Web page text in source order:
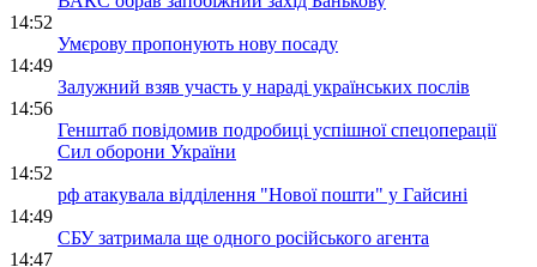
14:52
Умєрову пропонують нову посаду
14:49
Залужний взяв участь у нараді українських послів
14:56
Генштаб повідомив подробиці успішної спецоперації
Сил оборони України
14:52
рф атакувала відділення "Нової пошти" у Гайсині
14:49
СБУ затримала ще одного російського агента
14:47